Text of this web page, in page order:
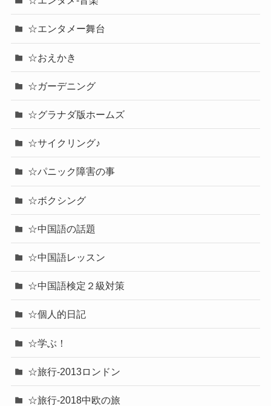
☆エンタメー舞台
☆おえかき
☆ガーデニング
☆グラナダ版ホームズ
☆サイクリング♪
☆パニック障害の事
☆ボクシング
☆中国語の話題
☆中国語レッスン
☆中国語検定２級対策
☆個人的日記
☆学ぶ！
☆旅行-2013ロンドン
☆旅行-2018中欧の旅